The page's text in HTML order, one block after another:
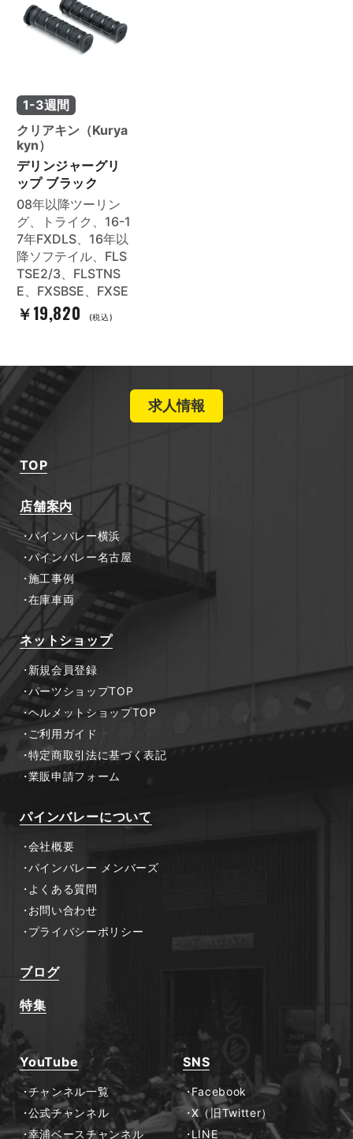
1-3週間
クリアキン（Kurya
kyn）
デリンジャーグリ
ップ ブラック
08年以降ツーリン
グ、トライク、16-1
7年FXDLS、16年以
降ソフテイル、FLS
TSE2/3、FLSTNS
E、FXSBSE、FXSE
￥19,820 (税込)
求人情報
TOP
店舗案内
パインバレー横浜
パインバレー名古屋
施工事例
在庫車両
ネットショップ
新規会員登録
パーツショップTOP
ヘルメットショップTOP
ご利用ガイド
特定商取引法に基づく表記
業販申請フォーム
パインバレーについて
会社概要
パインバレー メンバーズ
よくある質問
お問い合わせ
プライバシーポリシー
ブログ
特集
YouTube
チャンネル一覧
公式チャンネル
幸浦ベースチャンネル
SNS
Facebook
X（旧Twitter）
LINE